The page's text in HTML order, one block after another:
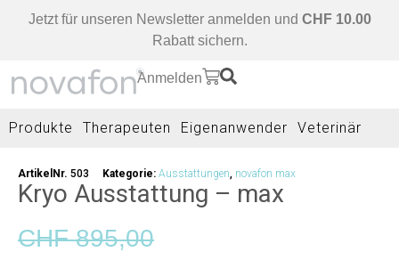
Jetzt für unseren Newsletter anmelden und CHF 10.00
Rabatt sichern.
Anmelden
Produkte Therapeuten Eigenanwender Veterinär
ArtikelNr. 503 Kategorie: Ausstattungen, novafon max
Kryo Ausstattung – max
CHF895,00